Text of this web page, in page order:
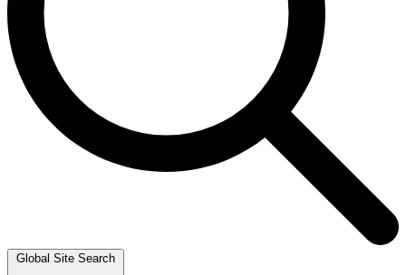
Global Site Search